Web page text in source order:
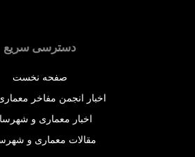
دسترسی سریع
صفحه نخست
اخبار انجمن مفاخر معماری ایران
اخبار معماری و شهرسازی
مقالات معماری و شهرسازی